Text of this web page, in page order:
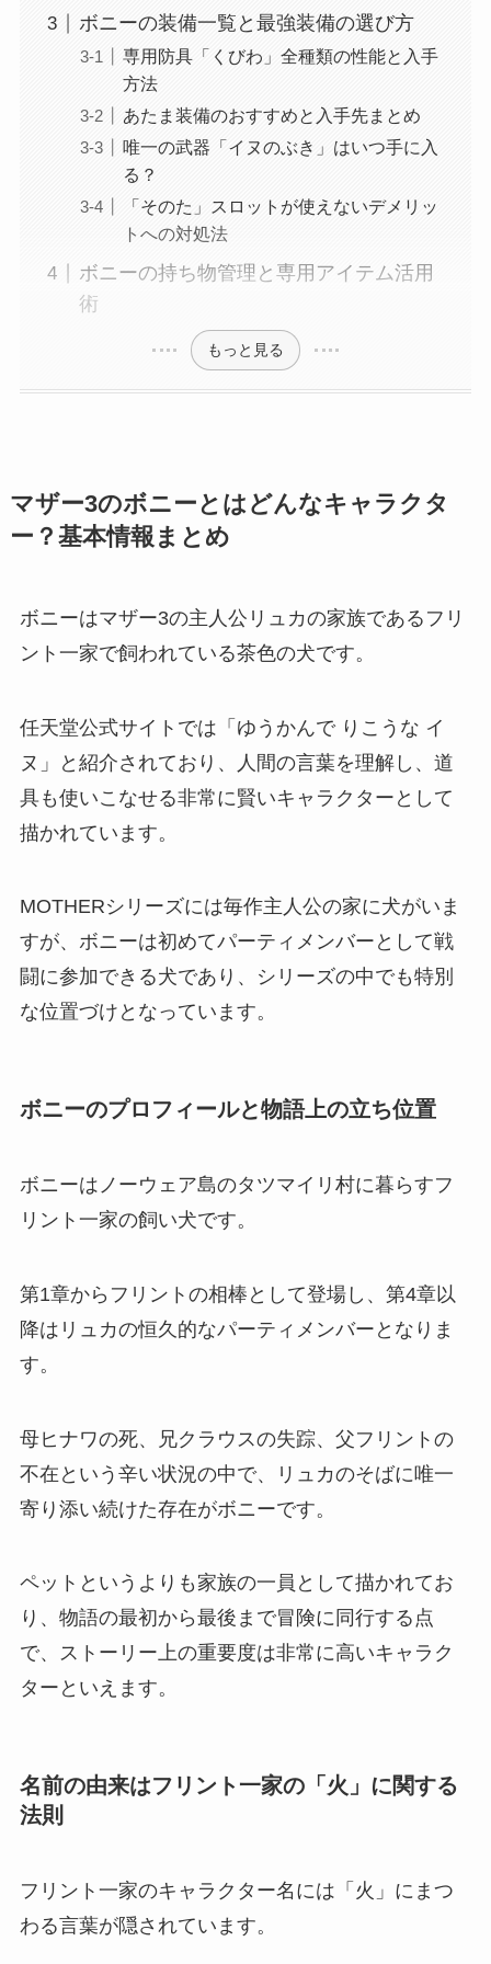
ボニーの装備一覧と最強装備の選び方
専用防具「くびわ」全種類の性能と入手
方法
あたま装備のおすすめと入手先まとめ
唯一の武器「イヌのぶき」はいつ手に入
る？
「そのた」スロットが使えないデメリッ
トへの対処法
ボニーの持ち物管理と専用アイテム活用
術
もっと見る
マザー3のボニーとはどんなキャラクタ
ー？基本情報まとめ
ボニーはマザー3の主人公リュカの家族であるフリ
ント一家で飼われている茶色の犬です。
任天堂公式サイトでは「ゆうかんで りこうな イ
ヌ」と紹介されており、人間の言葉を理解し、道
具も使いこなせる非常に賢いキャラクターとして
描かれています。
MOTHERシリーズには毎作主人公の家に犬がいま
すが、ボニーは初めてパーティメンバーとして戦
闘に参加できる犬であり、シリーズの中でも特別
な位置づけとなっています。
ボニーのプロフィールと物語上の立ち位置
ボニーはノーウェア島のタツマイリ村に暮らすフ
リント一家の飼い犬です。
第1章からフリントの相棒として登場し、第4章以
降はリュカの恒久的なパーティメンバーとなりま
す。
母ヒナワの死、兄クラウスの失踪、父フリントの
不在という辛い状況の中で、リュカのそばに唯一
寄り添い続けた存在がボニーです。
ペットというよりも家族の一員として描かれてお
り、物語の最初から最後まで冒険に同行する点
で、ストーリー上の重要度は非常に高いキャラク
ターといえます。
名前の由来はフリント一家の「火」に関する
法則
フリント一家のキャラクター名には「火」にまつ
わる言葉が隠されています。